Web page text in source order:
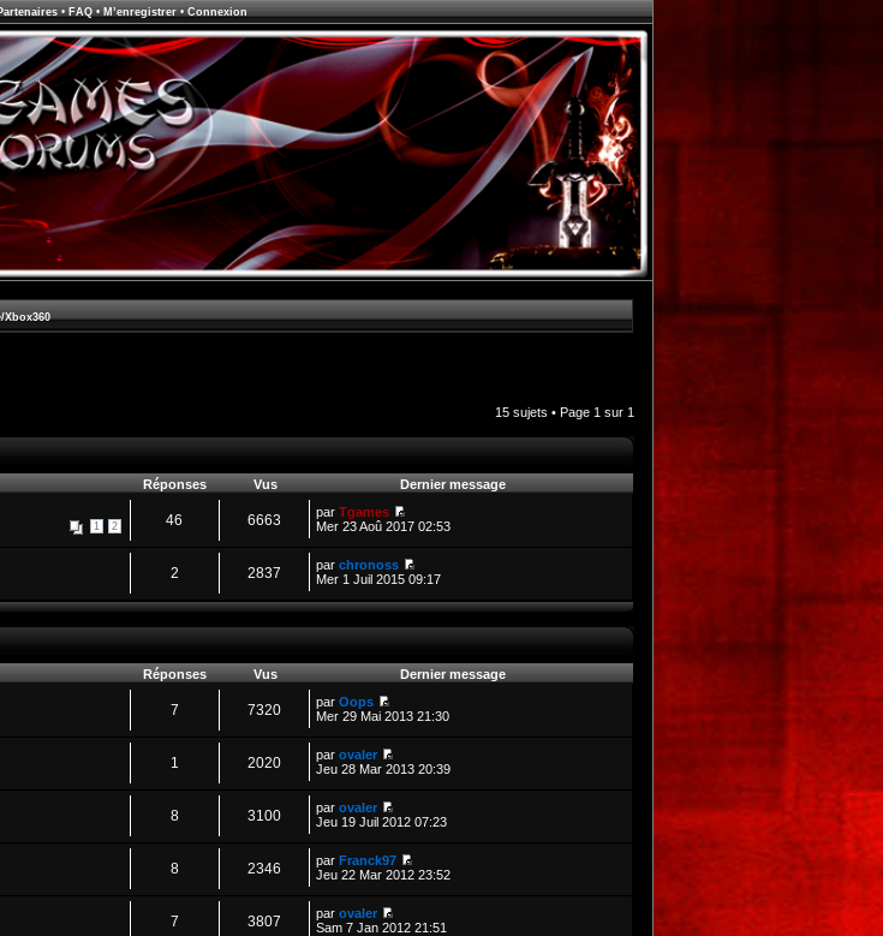
Partenaires• FAQ• M’enregistrer• Connexion
Xbox360
15 sujets • Page 1 sur 1
Réponses Vus Dernier message
1 2 46 6663 par Tgames
Mer 23 Aoû 2017 02:53
2 2837 par chronoss
Mer 1 Juil 2015 09:17
Réponses Vus Dernier message
7 7320 par Oops
Mer 29 Mai 2013 21:30
1 2020 par ovaler
Jeu 28 Mar 2013 20:39
8 3100 par ovaler
Jeu 19 Juil 2012 07:23
8 2346 par Franck97
Jeu 22 Mar 2012 23:52
7 3807 par ovaler
Sam 7 Jan 2012 21:51